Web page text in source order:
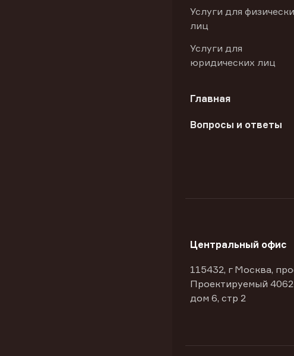
Услуги для
лиц
Услуги для
юридических лиц
Главная
Вопросы и ответы
Центральный офис
115432, г Москва,
Проектируемый
дом 6, стр 2